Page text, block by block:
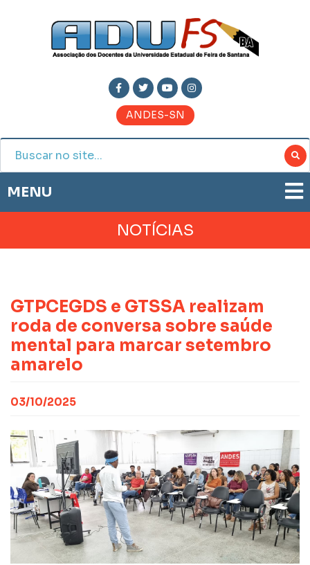
ANDES-SN
MENU
HISTÓRIA
NOTAS PUBLICADAS
JURÍDICO
PRESTAÇÃO DE CONTAS
CONTATO
FILIE-SE
NOTÍCIAS
GTPCEGDS e GTSSA realizam
roda de conversa sobre saúde
mental para marcar setembro
amarelo
03/10/2025